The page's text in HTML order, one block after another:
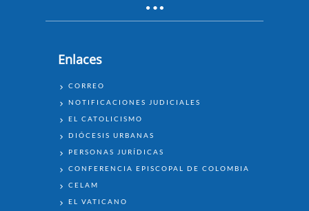
Enlaces
ENLACES
CORREO
NOTIFICACIONES JUDICIALES
EL CATOLICISMO
DIÓCESIS URBANAS
PERSONAS JURÍDICAS
CONFERENCIA EPISCOPAL DE COLOMBIA
CELAM
EL VATICANO